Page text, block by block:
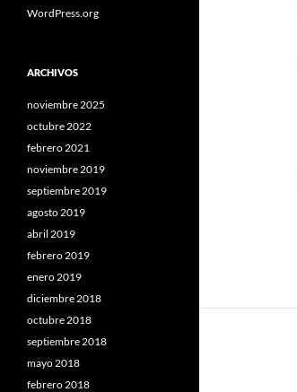
WordPress.org
ARCHIVOS
noviembre 2025
octubre 2022
febrero 2021
noviembre 2019
septiembre 2019
agosto 2019
abril 2019
febrero 2019
enero 2019
diciembre 2018
octubre 2018
septiembre 2018
mayo 2018
febrero 2018